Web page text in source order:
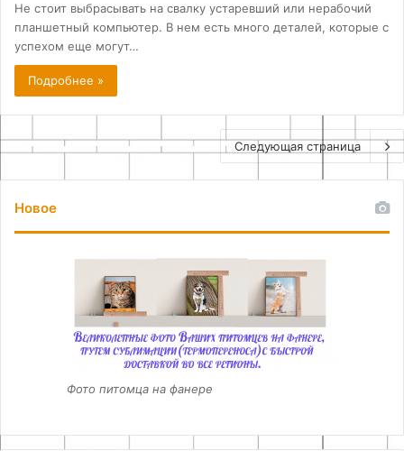
Не стоит выбрасывать на свалку устаревший или нерабочий
планшетный компьютер. В нем есть много деталей, которые с
успехом еще могут…
Подробнее »
Следующая страница
Новое
Фото питомца на фанере